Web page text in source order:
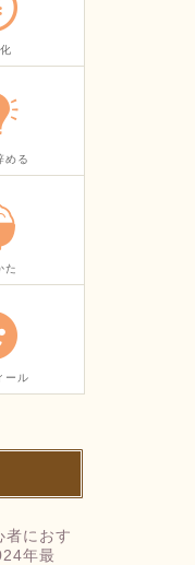
める
た
ール
者におす
年最